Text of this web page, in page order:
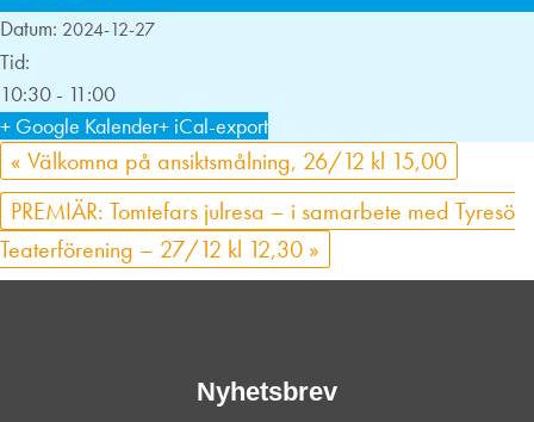
Datum: 2024-12-27
Tid:
10:30 - 11:00
+ Google Kalender+ iCal-export
« Välkomna på ansiktsmålning, 26/12 kl 15,00
PREMIÄR: Tomtefars julresa – i samarbete med Tyresö
Teaterförening – 27/12 kl 12,30 »
Nyhetsbrev